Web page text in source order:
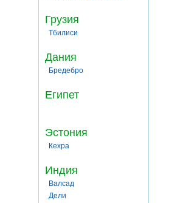
Грузия
Тбилиси
Дания
Бредебро
Египет
Эстония
Кехра
Индия
Валсад
Дели